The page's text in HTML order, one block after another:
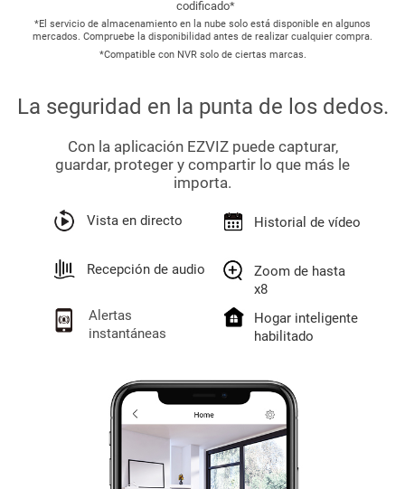
codificado*
*Compatible con NVR solo de ciertas marcas.
*El servicio de almacenamiento en la nube solo está disponible en algunos
mercados. Compruebe la disponibilidad antes de realizar cualquier compra.
Con la aplicación EZVIZ puede capturar,
guardar, proteger y compartir lo que más le
importa.
La seguridad en la punta de los dedos.
Vista en directo Historial de vídeo
Hogar inteligente
habilitado
Alertas
instantáneas
Zoom de hasta
x8
Recepción de audio